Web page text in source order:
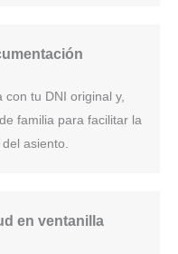
tu DNI original y,
familia para facilitar la
asiento.
en ventanilla